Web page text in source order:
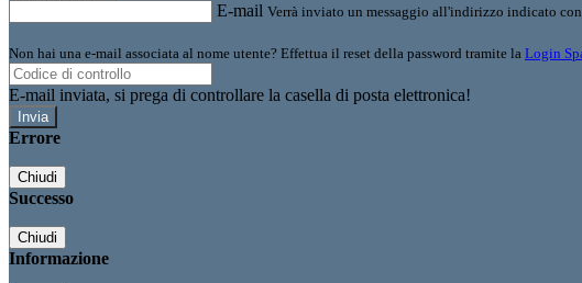
E-mail Verrà inviato un messaggio all'indirizzo indicato
Non hai una e-mail associata al nome utente? Effettua il reset della password tramite la Login
E-mail inviata, si prega di controllare la casella di posta elettronica!
Errore
Chiudi
Successo
Chiudi
Informazione